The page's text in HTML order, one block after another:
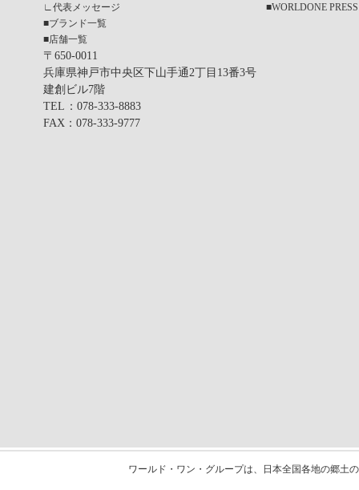
∟ 代表メッセージ
■ブランド一覧
■店舗一覧
■WORLDONE PRESS
〒650-0011
兵庫県神戸市中央区下山手通2丁目13番3号
建創ビル7階
TEL ：078-333-8883
FAX ：078-333-9777
ワールド・ワン・グループは、日本全国各地の郷土